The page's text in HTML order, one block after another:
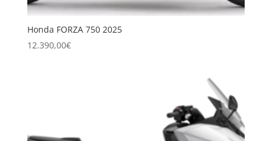
Honda FORZA 750 2025
12.390,00€